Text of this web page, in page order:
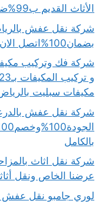
الأثاث القديم ب99%ضمانُ السرعةِ والأمان
شركة نقل عفش
بضمان100%اتصل الان واحصل على خصم40%
شركة فك وتركيب
مكيفات سبليت
شركة نقل عفش
بالكامل
عرضنا الخاص ونقل